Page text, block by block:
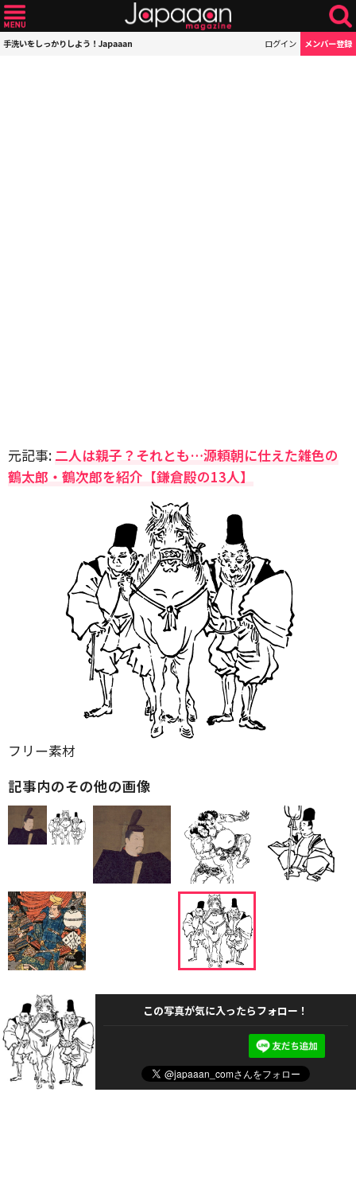
手洗いをしっかりしよう！Japaaan ログイン メンバー登録
元記事:二人は親子？それとも…源頼朝に仕えた雑色の
鶴太郎・鶴次郎を紹介【鎌倉殿の13人】
フリー素材
記事内のその他の画像
この写真が気に入ったらフォロー！